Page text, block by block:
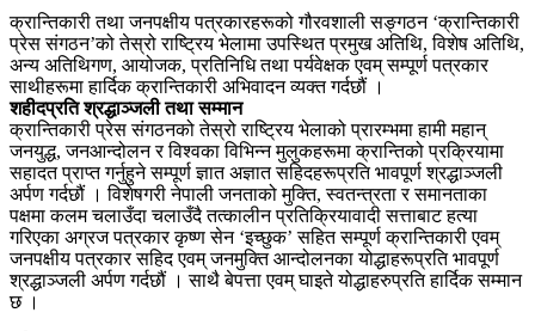
क्रान्तिकारी तथा जनपक्षीय पत्रकारहरूको गौरवशाली सङ्गठन ‘क्रान्तिकारी
प्रेस संगठन’को तेस्रो राष्ट्रिय भेलामा उपस्थित प्रमुख अतिथि, विशेष अतिथि,
अन्य अतिथिगण, आयोजक, प्रतिनिधि तथा पर्यवेक्षक एवम् सम्पूर्ण पत्रकार
साथीहरूमा हार्दिक क्रान्तिकारी अभिवादन व्यक्त गर्दछौं ।
शहीदप्रति श्रद्धाञ्जली तथा सम्मान
क्रान्तिकारी प्रेस संगठनको तेस्रो राष्ट्रिय भेलाको प्रारम्भमा हामी महान्
जनयुद्ध, जनआन्दोलन र विश्वका विभिन्न मुलुकहरूमा क्रान्तिको प्रक्रियामा
सहादत प्राप्त गर्नुहुने सम्पूर्ण ज्ञात अज्ञात सहिदहरूप्रति भावपूर्ण श्रद्धाञ्जली
अर्पण गर्दछौं । विशेषगरी नेपाली जनताको मुक्ति, स्वतन्त्रता र समानताका
पक्षमा कलम चलाउँदा चलाउँदै तत्कालीन प्रतिक्रियावादी सत्ताबाट हत्या
गरिएका अग्रज पत्रकार कृष्ण सेन ‘इच्छुक’ सहित सम्पूर्ण क्रान्तिकारी एवम्
जनपक्षीय पत्रकार सहिद एवम् जनमुक्ति आन्दोलनका योद्धाहरूप्रति भावपूर्ण
श्रद्धाञ्जली अर्पण गर्दछौं । साथै बेपत्ता एवम् घाइते योद्धाहरुप्रति हार्दिक सम्मान
छ ।